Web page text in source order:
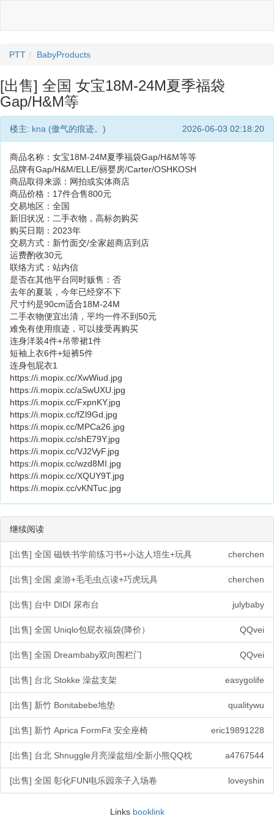
PTT BabyProducts
[出售] 全国 女宝18M-24M夏季福袋
Gap/H&M等
楼主: kna (傲气的痕迹。) 2026-06-03 02:18:20
商品名称：女宝18M-24M夏季福袋Gap/H&M等等
品牌有Gap/H&M/ELLE/丽婴房/Carter/OSHKOSH
商品取得来源：网拍或实体商店
商品价格：17件合售800元
交易地区：全国
新旧状况：二手衣物，高标勿购买
购买日期：2023年
交易方式：新竹面交/全家超商店到店
运费酌收30元
联络方式：站内信
是否在其他平台同时贩售：否
去年的夏装，今年已经穿不下
尺寸约是90cm适合18M-24M
二手衣物便宜出清，平均一件不到50元
难免有使用痕迹，可以接受再购买
连身洋装4件+吊带裙1件
短袖上衣6件+短裤5件
连身包屁衣1
https://i.mopix.cc/XwWiud.jpg
https://i.mopix.cc/aSwUXU.jpg
https://i.mopix.cc/FxpnKY.jpg
https://i.mopix.cc/fZl9Gd.jpg
https://i.mopix.cc/MPCa26.jpg
https://i.mopix.cc/shE79Y.jpg
https://i.mopix.cc/VJ2VyF.jpg
https://i.mopix.cc/wzd8MI.jpg
https://i.mopix.cc/XQUY9T.jpg
https://i.mopix.cc/vKNTuc.jpg
继续阅读
[出售] 全国 磁铁书学前练习书+小达人培生+玩具 cherchen
[出售] 全国 桌游+毛毛虫点读+巧虎玩具 cherchen
[出售] 台中 DIDI 尿布台 julybaby
[出售] 全国 Uniqlo包屁衣福袋(降价） QQvei
[出售] 全国 Dreambaby双向围栏门 QQvei
[出售] 台北 Stokke 澡盆支架 easygolife
[出售] 新竹 Bonitabebe地垫 qualitywu
[出售] 新竹 Aprica FormFit 安全座椅 eric19891228
[出售] 台北 Shnuggle月亮澡盆组/全新小熊QQ枕 a4767544
[出售] 全国 彰化FUN电乐园亲子入场卷 loveyshin
Links booklink